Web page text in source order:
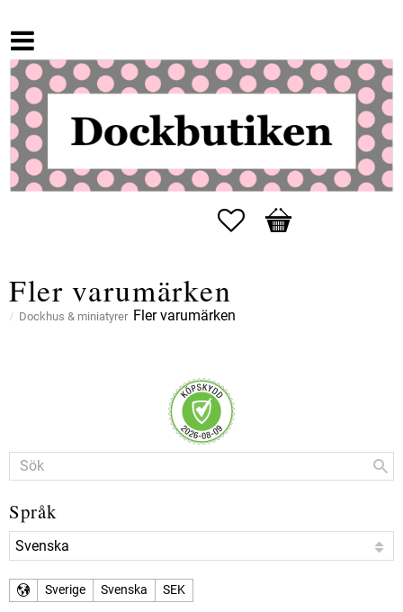
Favoriter
Kundvagn
Fler varumärken
Dockhus & miniatyrer Fler varumärken
Språk
Sverige Svenska SEK